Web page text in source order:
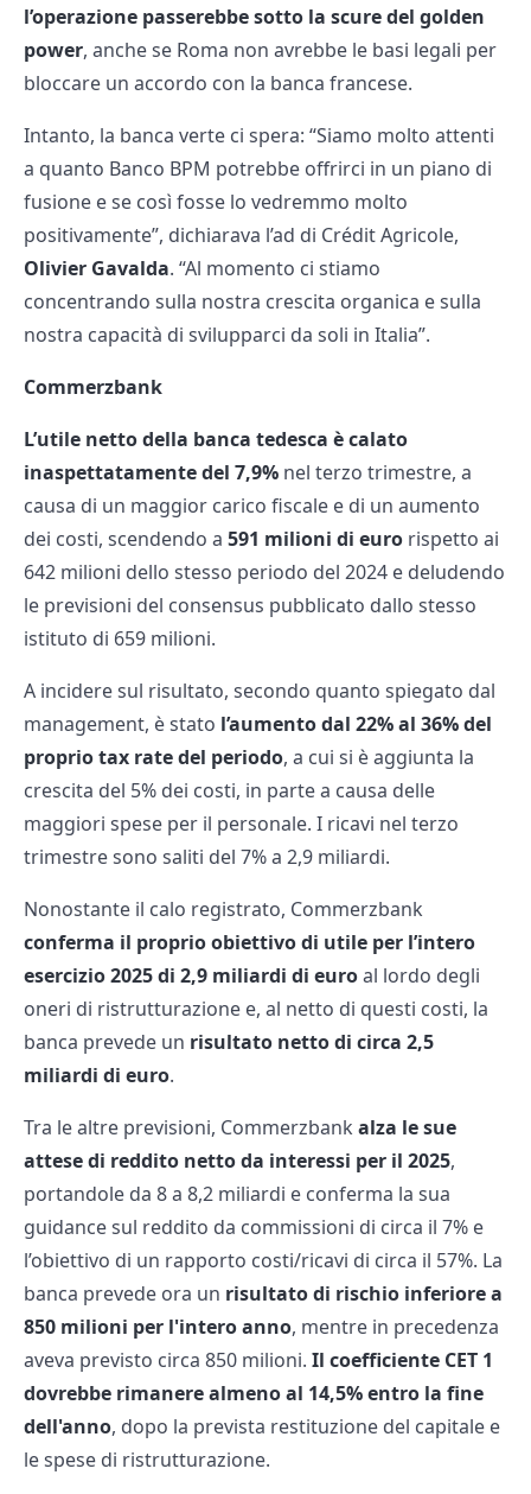
l’operazione passerebbe sotto la scure del golden
power, anche se Roma non avrebbe le basi legali per
bloccare un accordo con la banca francese.
Intanto, la banca verte ci spera: “Siamo molto attenti
a quanto Banco BPM potrebbe offrirci in un piano di
fusione e se così fosse lo vedremmo molto
positivamente”, dichiarava l’ad di Crédit Agricole,
Olivier Gavalda. “Al momento ci stiamo
concentrando sulla nostra crescita organica e sulla
nostra capacità di svilupparci da soli in Italia”.
Commerzbank
L’utile netto della banca tedesca è calato
inaspettatamente del 7,9% nel terzo trimestre, a
causa di un maggior carico fiscale e di un aumento
dei costi, scendendo a 591 milioni di euro rispetto ai
642 milioni dello stesso periodo del 2024 e deludendo
le previsioni del consensus pubblicato dallo stesso
istituto di 659 milioni.
A incidere sul risultato, secondo quanto spiegato dal
management, è stato l’aumento dal 22% al 36% del
proprio tax rate del periodo, a cui si è aggiunta la
crescita del 5% dei costi, in parte a causa delle
maggiori spese per il personale. I ricavi nel terzo
trimestre sono saliti del 7% a 2,9 miliardi.
Nonostante il calo registrato, Commerzbank
conferma il proprio obiettivo di utile per l’intero
esercizio 2025di 2,9 miliardi di euroal lordo degli
oneri di ristrutturazione e, al netto di questi costi, la
banca prevede un risultato netto di circa 2,5
miliardi di euro.
Tra le altre previsioni, Commerzbank alza le sue
attese di reddito netto da interessi per il 2025,
portandole da 8 a 8,2 miliardi e conferma la sua
guidance sul reddito da commissioni di circa il 7% e
l’obiettivo di un rapporto costi/ricavi di circa il 57%. La
banca prevede ora un risultato di rischio inferiore a
850 milioni per l'intero anno, mentre in precedenza
aveva previsto circa 850 milioni. Il coefficiente CET 1
dovrebbe rimanere almeno al 14,5% entro la fine
dell'anno, dopo la prevista restituzione del capitale e
le spese di ristrutturazione.